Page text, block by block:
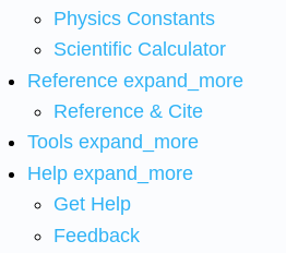
Physics Constants
Scientific Calculator
Reference expand_more
Reference & Cite
Tools expand_more
Help expand_more
Get Help
Feedback